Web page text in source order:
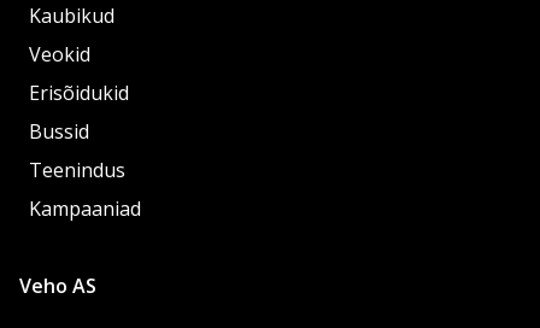
Kaubikud
Veokid
Erisõidukid
Bussid
Teenindus
Kampaaniad
Veho AS